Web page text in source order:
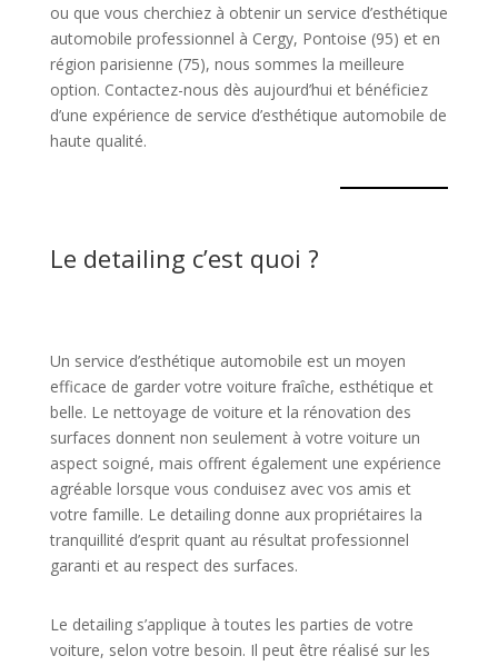
ou que vous cherchiez à obtenir un service d’esthétique
automobile professionnel à Cergy, Pontoise (95) et en
région parisienne (75), nous sommes la meilleure
option. Contactez-nous dès aujourd’hui et bénéficiez
d’une expérience de service d’esthétique automobile de
haute qualité.
Le detailing c’est quoi ?
Un service d’esthétique automobile est un moyen
efficace de garder votre voiture fraîche, esthétique et
belle. Le nettoyage de voiture et la rénovation des
surfaces donnent non seulement à votre voiture un
aspect soigné, mais offrent également une expérience
agréable lorsque vous conduisez avec vos amis et
votre famille. Le detailing donne aux propriétaires la
tranquillité d’esprit quant au résultat professionnel
garanti et au respect des surfaces.
Le detailing s’applique à toutes les parties de votre
voiture, selon votre besoin. Il peut être réalisé sur les